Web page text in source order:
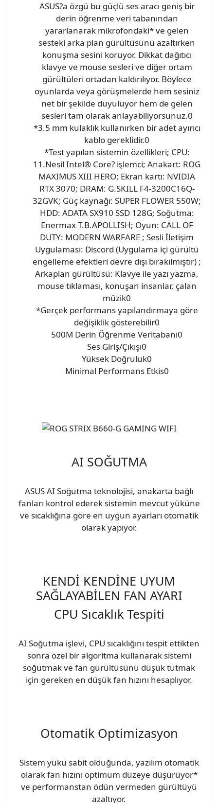
ASUS?a özgü bu güçlü ses aracı geniş bir
derin öğrenme veri tabanından
yararlanarak mikrofondaki* ve gelen
sesteki arka plan gürültüsünü azaltırken
konuşma sesini koruyor. Dikkat dağıtıcı
klavye ve mouse sesleri ve diğer ortam
gürültüleri ortadan kaldırılıyor. Böylece
oyunlarda veya görüşmelerde hem sesiniz
net bir şekilde duyuluyor hem de gelen
sesleri tam olarak anlayabiliyorsunuz.0
*3.5 mm kulaklık kullanırken bir adet ayırıcı
kablo gereklidir.0
*Test yapılan sistemin özellikleri; CPU:
11.Nesil Intel® Core? işlemci; Anakart: ROG
MAXIMUS XIII HERO; Ekran kartı: NVIDIA
RTX 3070; DRAM: G.SKILL F4-3200C16Q-
32GVK; Güç kaynağı: SUPER FLOWER 550W;
HDD: ADATA SX910 SSD 128G; Soğutma:
Enermax T.B.APOLLISH; Oyun: CALL OF
DUTY: MODERN WARFARE ; Sesli İletişim
Uygulaması: Discord (Uygulama içi gürültü
engelleme efektleri devre dışı bırakılmıştır) ;
Arkaplan gürültüsü: Klavye ile yazı yazma,
mouse tıklaması, konuşan insanlar, çalan
müzik0
*Gerçek performans yapılandırmaya göre
değişiklik gösterebilir0
500M Derin Öğrenme Veritabanı0
Ses Giriş/Çıkışı0
Yüksek Doğruluk0
Minimal Performans Etkis0
AI SOĞUTMA
ASUS AI Soğutma teknolojisi, anakarta bağlı
fanları kontrol ederek sistemin mevcut yüküne
ve sıcaklığına göre en uygun ayarları otomatik
olarak yapıyor.
KENDİ KENDİNE UYUM
SAĞLAYABİLEN FAN AYARI
CPU Sıcaklık Tespiti
AI Soğutma işlevi, CPU sıcaklığını tespit ettikten
sonra özel bir algoritma kullanarak sistemi
soğutmak ve fan gürültüsünü düşük tutmak
için gereken en düşük fan hızını hesaplıyor.
Otomatik Optimizasyon
Sistem yükü sabit olduğunda, yazılım otomatik
olarak fan hızını optimum düzeye düşürüyor*
ve performanstan ödün vermeden gürültüyü
azaltıyor.